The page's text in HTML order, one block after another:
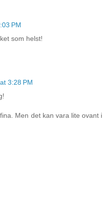
PM
som helst!
3:28 PM
Men det kan vara lite ovant i